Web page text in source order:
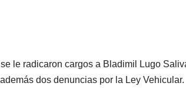
le radicaron cargos a Bladimil Lugo
dos denuncias por la Ley Vehicular.